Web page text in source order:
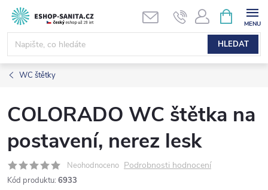
Přejít
obsah
HLEDAT
NÁKUPNÍ
KOŠÍK
WC štětky
COLORADO WC štětka na
postavení, nerez lesk
Neohodnoceno Podrobnosti hodnocení
Kód produktu: 6933